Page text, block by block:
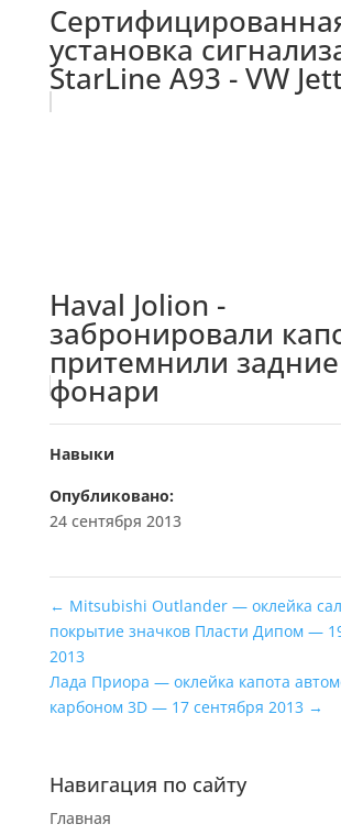
установка
StarLine A93 - VW
Haval Jolion -
забронировали
притемнили задние
фонари
Навыки
Опубликовано:
24 сентября 2013
← Mitsubishi Outlander — оклейка
покрытие значков Пласти Дипом —
2013
Лада Приора — оклейка капота
карбоном 3D — 17 сентября 2013 →
Навигация по сайту
Главная